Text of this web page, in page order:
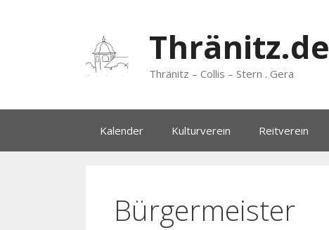
Thränitz.de
Thränitz – Collis – Stern . Gera
Kalender Kulturverein Reitverein
Bürgermeister